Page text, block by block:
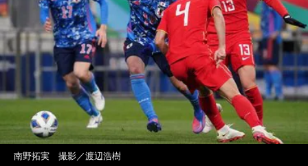
南野拓実 撮影／渡辺浩樹